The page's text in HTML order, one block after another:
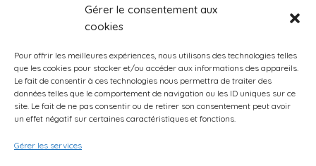
Gérer le consentement aux
cookies
Pour offrir les meilleures expériences, nous utilisons des technologies telles
que les cookies pour stocker et/ou accéder aux informations des appareils.
Le fait de consentir à ces technologies nous permettra de traiter des
données telles que le comportement de navigation ou les ID uniques sur ce
site. Le fait de ne pas consentir ou de retirer son consentement peut avoir
un effet négatif sur certaines caractéristiques et fonctions.
Gérer les services